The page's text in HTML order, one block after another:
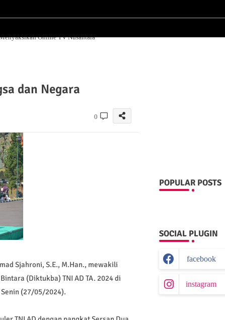
Online TV Nusantara
dan Negara
0
Sjahroni, S.E., M.Han., mewakili
(Diktukba) TNI AD TA. 2024 di
(27/05/2024).
POPULAR POSTS
SOCIAL PLUGIN
facebook
instagram